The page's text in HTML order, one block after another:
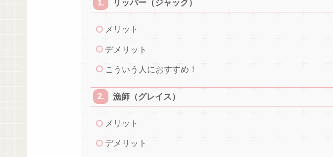
リッパー（ジャック）
メリット
デメリット
こういう人におすすめ！
漁師（グレイス）
メリット
デメリット